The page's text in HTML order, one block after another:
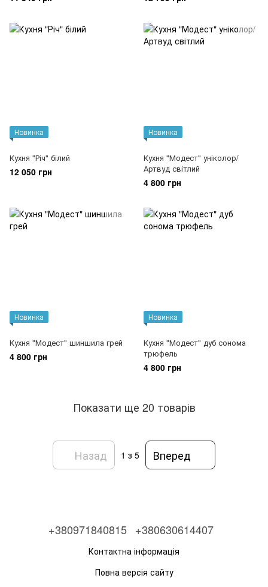
Новинка
Кухня "Річ" білий
12 050 грн
Новинка
Кухня "Модест" уніколор/
Артвуд світлий
4 800 грн
Новинка
Кухня "Модест" шиншила грей
4 800 грн
Новинка
Кухня "Модест" дуб сонома
трюфель
4 800 грн
Показати ще 20 товарів
Назад 1 з 5 Вперед
+380971840815 +380630614407
Контактна інформація
Повна версія сайту